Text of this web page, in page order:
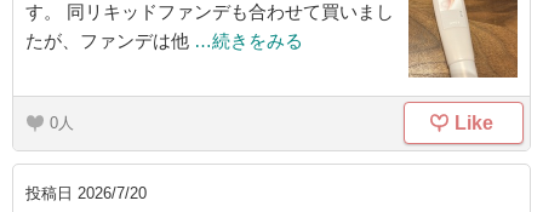
す。 同リキッドファンデも合わせて買いまし
たが、ファンデは他 …続きをみる
0 Like
投稿日 2026/7/20